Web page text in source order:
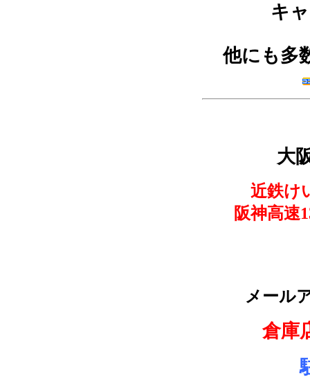
キ
他にも多
大
近鉄け
阪神高
メール
倉庫